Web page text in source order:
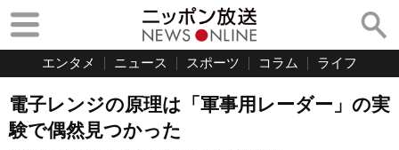
エンタメ ニュース スポーツ コラム ライフ
電子レンジの原理は「軍事用レーダー」の実
験で偶然見つかった